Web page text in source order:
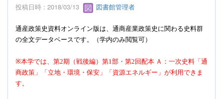
投稿日時 : 2018/03/13 図書館管理者
通産政策史資料オンライン版は、通商産業政策史に関わる史料群
の全文データベースです。（学内のみ閲覧可）
※本学では、第2期（戦後編）第1部・第2回配本 Ａ：一次史料「通
商政策」「立地・環境・保安」「資源エネルギー」が利用できま
す。